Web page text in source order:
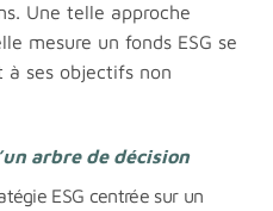
Une telle approche
mesure un fonds ESG se
à ses objectifs non
arbre de décision
ESG centrée sur un